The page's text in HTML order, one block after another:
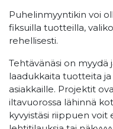
Puhelinmyyntikin voi
fiksuilla tuotteilla,
rehellisesti.
Tehtävänäsi on
laadukkaita tuotteita
asiakkaille. Projektit
iltavuorossa lähinnä
kyvyistäsi riippuen voit